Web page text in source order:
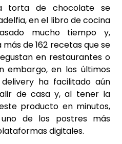
torta de chocolate se
en el libro de cocina
mucho tiempo y,
de 162 recetas que se
en restaurantes o
embargo, en los últimos
ha facilitado aún
de casa y, al tener la
producto en minutos,
de los postres más
digitales.